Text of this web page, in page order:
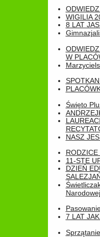
WIGILIA
8 LAT
W
Święto
NASZ
RODZICE
11-STE
DZIEŃ
Narodowej
7 LAT